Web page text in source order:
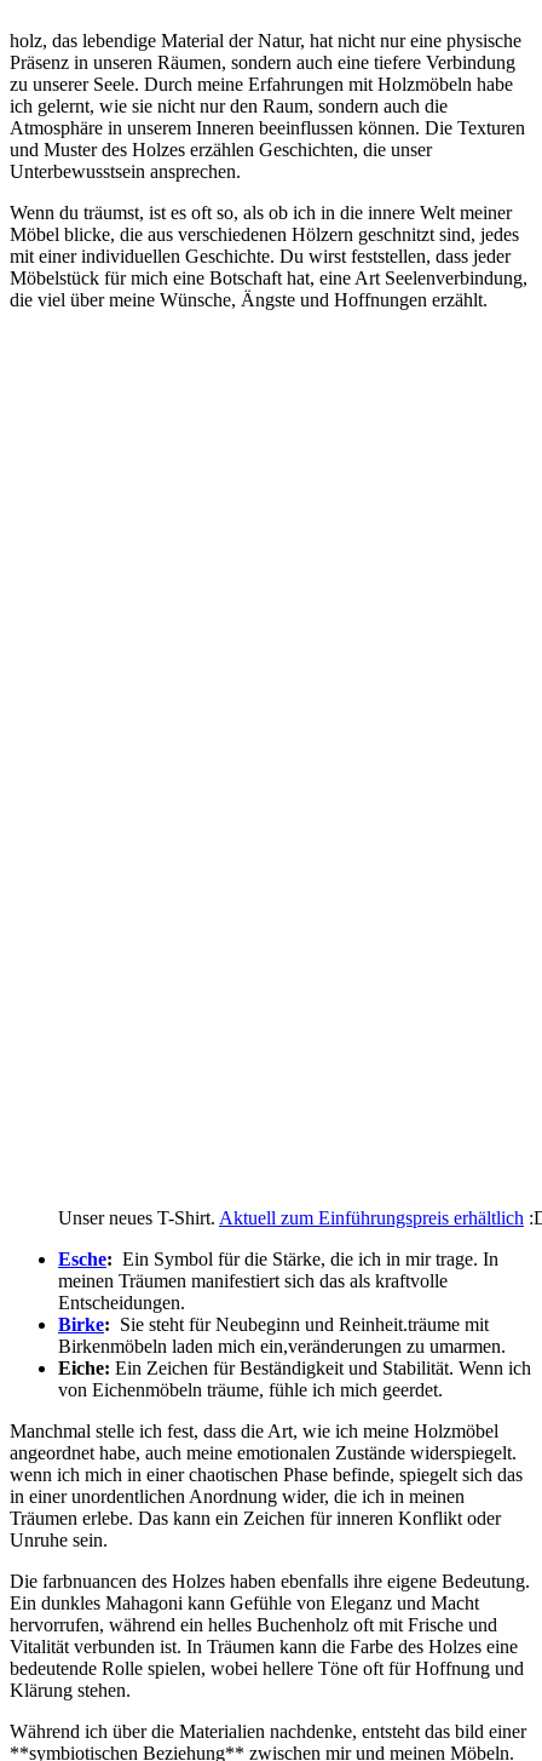
holz, ‍das lebendige⁢ Material ‍der Natur, hat nicht nur⁢ eine⁤ physische⁢
Präsenz in unseren⁣ Räumen, sondern auch eine tiefere Verbindung⁤
zu unserer Seele. Durch meine Erfahrungen‍ mit Holzmöbeln​ habe
ich ​gelernt, wie sie⁢ nicht nur den Raum, ⁢sondern auch​ die
Atmosphäre in unserem​ Inneren beeinflussen können. Die Texturen
und Muster des Holzes erzählen Geschichten, ⁣die unser
Unterbewusstsein ansprechen.
Wenn du träumst, ⁣ist⁤ es oft so, ⁢als ob ich in die‌ innere Welt meiner
Möbel‍ blicke,‌ die aus‌ verschiedenen Hölzern geschnitzt sind, ​jedes
mit‌ einer individuellen Geschichte. ⁣Du‍ wirst feststellen,⁣ dass jeder
Möbelstück für‌ mich​ eine Botschaft hat, eine ⁤Art​ Seelenverbindung,
die ⁤viel über ⁢meine Wünsche, Ängste und⁤ Hoffnungen erzählt.
Unser neues T-Shirt. Aktuell zum Einführungspreis erhältlich
Esche: ​ Ein ⁢Symbol⁢ für die ​Stärke, die ich ‍in mir trage. In
meinen Träumen ⁤manifestiert⁢ sich das als kraftvolle​
Entscheidungen.
Birke: ⁣ Sie​ steht für Neubeginn und Reinheit.träume mit
Birkenmöbeln laden mich ein,veränderungen zu umarmen.
Eiche: Ein Zeichen für‌ Beständigkeit und​ Stabilität. Wenn ich‍
von Eichenmöbeln träume, fühle ich mich geerdet.
Manchmal ​stelle ich⁢ fest, dass die Art, wie ich meine Holzmöbel
angeordnet‍ habe, auch meine emotionalen Zustände widerspiegelt.
wenn ich⁣ mich in‌ einer ​chaotischen Phase ‍befinde, ⁣spiegelt sich das
in einer unordentlichen ⁤Anordnung ⁣wider, die‍ ich‍ in meinen
Träumen erlebe. Das kann ein ⁤Zeichen für inneren Konflikt ‌oder
Unruhe sein.
Die farbnuancen des Holzes haben‍ ebenfalls‍ ihre eigene‌ Bedeutung.
Ein dunkles Mahagoni⁣ kann⁤ Gefühle von‌ Eleganz​ und Macht
hervorrufen, während ein‍ helles Buchenholz oft mit ‌Frische und
Vitalität ⁣verbunden ist. In Träumen kann die Farbe des ‍Holzes eine⁢
bedeutende Rolle⁢ spielen, wobei hellere ​Töne oft ‍für ‍Hoffnung und⁢
Klärung‍ stehen.
Während ich über ‌die ‍Materialien nachdenke, entsteht das bild⁢ einer⁤
**symbiotischen Beziehung**⁢ zwischen mir und​ meinen​ Möbeln.